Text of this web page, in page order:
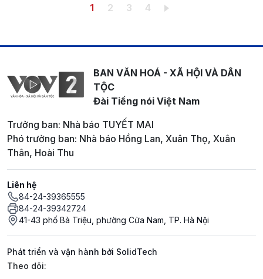
Trang hiện thời
1 Trang
2 Trang
3 Trang
4
BAN VĂN HOÁ - XÃ HỘI VÀ DÂN
TỘC
Đài Tiếng nói Việt Nam
Trưởng ban: Nhà báo TUYẾT MAI
Phó trưởng ban: Nhà báo Hồng Lan, Xuân Thọ, Xuân
Thân, Hoài Thu
Liên hệ
84-24-39365555
84-24-39342724
41-43 phố Bà Triệu, phường Cửa Nam, TP. Hà Nội
Phát triển và vận hành bởi SolidTech
Mạng xã hội
Theo dõi: